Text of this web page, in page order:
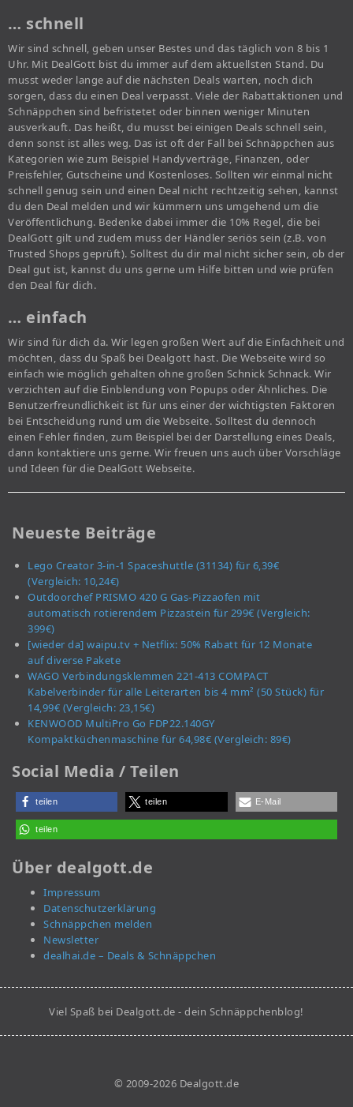
… schnell
Wir sind schnell, geben unser Bestes und das täglich von 8 bis 1
Uhr. Mit DealGott bist du immer auf dem aktuellsten Stand. Du
musst weder lange auf die nächsten Deals warten, noch dich
sorgen, dass du einen Deal verpasst. Viele der Rabattaktionen und
Schnäppchen sind befristetet oder binnen weniger Minuten
ausverkauft. Das heißt, du musst bei einigen Deals schnell sein,
denn sonst ist alles weg. Das ist oft der Fall bei Schnäppchen aus
Kategorien wie zum Beispiel Handyverträge, Finanzen, oder
Preisfehler, Gutscheine und Kostenloses. Sollten wir einmal nicht
schnell genug sein und einen Deal nicht rechtzeitig sehen, kannst
du den Deal melden und wir kümmern uns umgehend um die
Veröffentlichung. Bedenke dabei immer die 10% Regel, die bei
DealGott gilt und zudem muss der Händler seriös sein (z.B. von
Trusted Shops geprüft). Solltest du dir mal nicht sicher sein, ob der
Deal gut ist, kannst du uns gerne um Hilfe bitten und wie prüfen
den Deal für dich.
… einfach
Wir sind für dich da. Wir legen großen Wert auf die Einfachheit und
möchten, dass du Spaß bei Dealgott hast. Die Webseite wird so
einfach wie möglich gehalten ohne großen Schnick Schnack. Wir
verzichten auf die Einblendung von Popups oder Ähnliches. Die
Benutzerfreundlichkeit ist für uns einer der wichtigsten Faktoren
bei Entscheidung rund um die Webseite. Solltest du dennoch
einen Fehler finden, zum Beispiel bei der Darstellung eines Deals,
dann kontaktiere uns gerne. Wir freuen uns auch über Vorschläge
und Ideen für die DealGott Webseite.
Neueste Beiträge
Lego Creator 3-in-1 Spaceshuttle (31134) für 6,39€
(Vergleich: 10,24€)
Outdoorchef PRISMO 420 G Gas-Pizzaofen mit
automatisch rotierendem Pizzastein für 299€ (Vergleich:
399€)
[wieder da] waipu.tv + Netflix: 50% Rabatt für 12 Monate
auf diverse Pakete
WAGO Verbindungsklemmen 221-413 COMPACT
Kabelverbinder für alle Leiterarten bis 4 mm² (50 Stück) für
14,99€ (Vergleich: 23,15€)
KENWOOD MultiPro Go FDP22.140GY
Kompaktküchenmaschine für 64,98€ (Vergleich: 89€)
Social Media / Teilen
teilen teilen E-Mail
teilen
Über dealgott.de
Impressum
Datenschutzerklärung
Schnäppchen melden
Newsletter
dealhai.de – Deals & Schnäppchen
Viel Spaß bei Dealgott.de - dein Schnäppchenblog!
© 2009-2026 Dealgott.de